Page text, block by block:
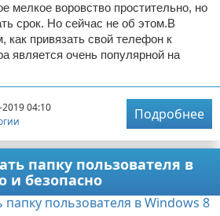
мелкое воровство простительно, но
срок. Но сейчас не об этом.В
как привязать свой телефон к
является очень популярной на
2019 04:10
Подробнее
папку пользователя в
и безопасно